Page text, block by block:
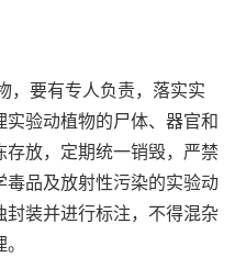
，要有专人负责，落实实
验动植物的尸体、器官和
放，定期统一销毁，严禁
毒品及放射性污染的实验动
装并进行标注，不得混杂